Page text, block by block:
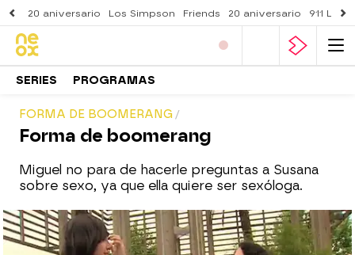
20 aniversario Los Simpson Friends 20 aniversario 911
SERIES PROGRAMAS
FORMA DE BOOMERANG
Forma de boomerang
Miguel no para de hacerle preguntas a Susana
sobre sexo, ya que ella quiere ser sexóloga.